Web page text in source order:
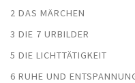
2 DAS MÄRCHEN
3 DIE 7 URBILDER
5 DIE LICHTTÄTIGKEIT
6 RUHE UND